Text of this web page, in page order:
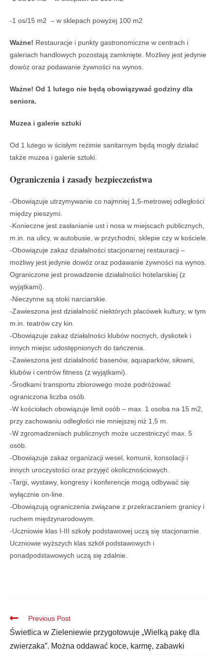
-1 os/15 m2 – w sklepach powyżej 100 m2
Ważne! Restauracje i punkty gastronomiczne w centrach i
galeriach handlowych pozostają zamknięte. Możliwy jest jedynie
dowóz oraz podawanie żywności na wynos.
Ważne! Od 1 lutego nie będą obowiązywać godziny dla
seniora.
Muzea i galerie sztuki
Od 1 lutego w ścisłym reżimie sanitarnym będą mogły działać
także muzea i galerie sztuki.
Ograniczenia i zasady bezpieczeństwa
-Obowiązuje utrzymywanie co najmniej 1,5-metrowej odległości
między pieszymi.
-Konieczne jest zasłanianie ust i nosa w miejscach publicznych,
m.in. na ulicy, w autobusie, w przychodni, sklepie czy w kościele.
-Obowiązuje zakaz działalności stacjonarnej restauracji –
możliwy jest jedynie dowóz oraz podawanie żywności na wynos.
Ograniczone jest prowadzenie działalności hotelarskiej (z
wyjątkami).
-Nieczynne są stoki narciarskie.
-Zawieszona jest działalność niektórych placówek kultury, w tym
m.in. teatrów czy kin.
-Obowiązuje zakaz działalności klubów nocnych, dyskotek i
innych miejsc udostępnionych do tańczenia.
-Zawieszona jest działalność basenów, aquaparków, siłowni,
klubów i centrów fitness (z wyjątkami).
-Środkami transportu zbiorowego może podróżować
ograniczona liczba osób.
-W kościołach obowiązuje limit osób – max. 1 osoba na 15 m2,
przy zachowaniu odległości nie mniejszej niż 1,5 m.
-W zgromadzeniach publicznych może uczestniczyć max. 5
osób.
-Obowiązuje zakaz organizacji wesel, komunii, konsolacji i
innych uroczystości oraz przyjęć okolicznościowych.
-Targi, wystawy, kongresy i konferencje mogą odbywać się
wyłącznie on-line.
-Obowiązują ograniczenia związane z przekraczaniem granicy i
ruchem międzynarodowym.
-Uczniowie klas I-III szkoły podstawowej uczą się stacjonarnie.
Uczniowie wyższych klas szkół podstawowych i
ponadpodstawowych uczą się zdalnie.
Previous Post
Świetlica w Zieleniewie przygotowuje „Wielką pakę dla
zwierzaka”. Można oddawać koce, karmę, zabawki